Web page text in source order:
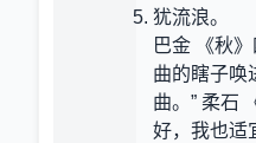
犹流浪。
巴金 《秋
曲的瞎子唤
曲。” 柔石
好，我也适